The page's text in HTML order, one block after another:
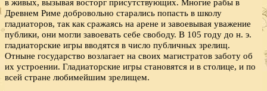
в живых, вызывая восторг присутствующих. Многие рабы в
Древнем Риме добровольно старались попасть в школу
гладиаторов, так как сражаясь на арене и завоевывая уважение
публики, они могли завоевать себе свободу. В 105 году до н. э.
гладиаторские игры вводятся в число публичных зрелищ.
Отныне государство возлагает на своих магистратов заботу об
их устроении. Гладиаторские игры становятся и в столице, и по
всей стране любимейшим зрелищем.